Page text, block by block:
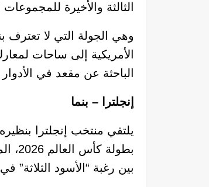
الثالثة والأخيرة
وهي الجولة التي لا
الأمريكية إلى ساحات
الباحثة عن مقعد في
إنجلترا – بنما
يلتقي منتخب إنجلترا
بين رغبة “الأسود